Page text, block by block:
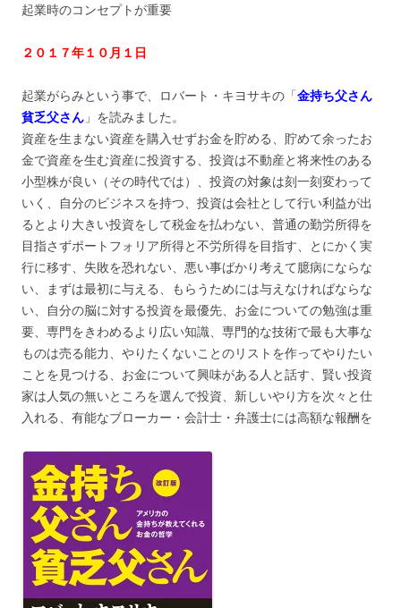
起業時のコンセプトが重要
２０１７年１０月１日
起業がらみという事で、ロバート・キヨサキの「金持ち父さん
貧乏父さん 」を読みました。
資産を生まない資産を購入せずお金を貯める、貯めて余ったお
金で資産を生む資産に投資する、投資は不動産と将来性のある
小型株が良い（その時代では）、投資の対象は刻一刻変わって
いく、自分のビジネスを持つ、投資は会社として行い利益が出
るとより大きい投資をして税金を払わない、普通の勤労所得を
目指さずポートフォリア所得と不労所得を目指す、とにかく実
行に移す、失敗を恐れない、悪い事ばかり考えて臆病にならな
い、まずは最初に与える、もらうためには与えなければならな
い、自分の脳に対する投資を最優先、お金についての勉強は重
要、専門をきわめるより広い知識、専門的な技術で最も大事な
ものは売る能力、やりたくないことのリストを作ってやりたい
ことを見つける、お金について興味がある人と話す、賢い投資
家は人気の無いところを選んで投資、新しいやり方を次々と仕
入れる、有能なブローカー・会計士・弁護士には高額な報酬を